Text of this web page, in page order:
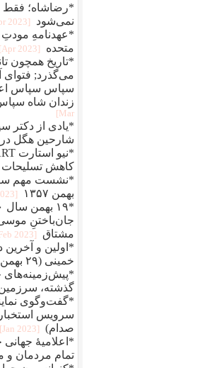
*رضاشاه؛
نمی‌شود
[2023 Apr]
متحده
[2023 Apr]
*تاریخ همچون
می‌گذرد; فتوای
سپاس سپاس
زندان شاه
Mar]
*یادی از دکتر
شارحین هگل در
کاهش تسلیحات
بهمن ۱۳۵۷
[2023 Feb]
جان‌باختنِ
مشتاق
[2023 Feb]
*اولین و آخرین
خمینی (۲۹ بهمن ۱۳۵۷)
*پیش‌زمینه‌های
گذشته،
*گفت‌وگوی
سرویس
صدام)
[2023 Jan]
*اعلامیهٔ
تمام مردمان و